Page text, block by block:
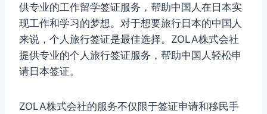
供专业的工作留学签证服务，帮助中国人在日本实
现工作和学习的梦想。对于想要旅行日本的中国人
来说，个人旅行签证是最佳选择。ZOLA株式会社
提供专业的个人旅行签证服务，帮助中国人轻松申
请日本签证。
ZOLA株式会社的服务不仅限于签证申请和移民手